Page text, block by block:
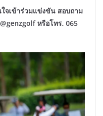
จเข้าร่วมแข่งขัน สอบถาม
หรือโทร. 065